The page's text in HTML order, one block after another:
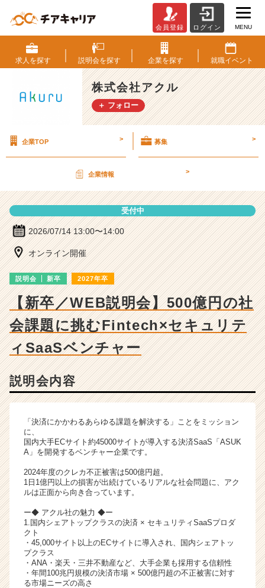
式
会
社
ア
ク
ル
会
詳
|
ベ
ン
チ
長
業
か
ら
ス
カ
が
届
く
活
サ
イ
ト
チ
キ
リ
（C
h
会員登録 ログイン MENU
求人を探す 説明会を探す 企業を探す 就職イベント
株式会社アクル
＋ フォロー
企業TOP > 募集 >
企業情報 >
受付中
2026/07/14 13:00〜14:00
オンライン開催
説明会 新卒 2027年卒
【新卒／WEB説明会】500億円の社
会課題に挑むFintech×セキュリテ
ィSaaSベンチャー
説明会内容
「決済にかかわるあらゆる課題を解決する」ことをミッション
に、
国内大手ECサイト約45000サイトが導入する決済SaaS「ASUK
A」を開発するベンチャー企業です。
2024年度のクレカ不正被害は500億円超。
1日1億円以上の損害が出続けているリアルな社会問題に、アク
ルは正面から向き合っています。
ー◆ アクル社の魅力 ◆ー
1.国内シェアトップクラスの決済 × セキュリティSaaSプロダ
クト
・45,000サイト以上のECサイトに導入され、国内シェアトッ
プクラス
・ANA・楽天・三井不動産など、大手企業も採用する信頼性
・年間100兆円規模の決済市場 × 500億円超の不正被害に対す
る市場ニーズの高さ